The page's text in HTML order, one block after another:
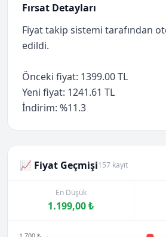
Fırsat Detayları
Fiyat takip sistemi tarafından
edildi.
Önceki fiyat: 1399.00 TL
Yeni fiyat: 1241.61 TL
İndirim: %11.3
📈 Fiyat Geçmişi157 kayıt
En Düşük
1.199,00 ₺